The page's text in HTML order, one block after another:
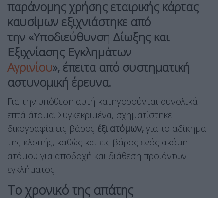
παράνομης χρήσης εταιρικής κάρτας
καυσίμων εξιχνιάστηκε από
την «Υποδιεύθυνση Δίωξης και
Εξιχνίασης Εγκλημάτων
Αγρινίου», έπειτα από συστηματική
αστυνομική έρευνα.
Για την υπόθεση αυτή κατηγορούνται συνολικά
επτά άτομα. Συγκεκριμένα, σχηματίστηκε
δικογραφία εις βάρος έξι ατόμων, για το αδίκημα
της κλοπής, καθώς και εις βάρος ενός ακόμη
ατόμου για αποδοχή και διάθεση προϊόντων
εγκλήματος.
Το χρονικό της απάτης